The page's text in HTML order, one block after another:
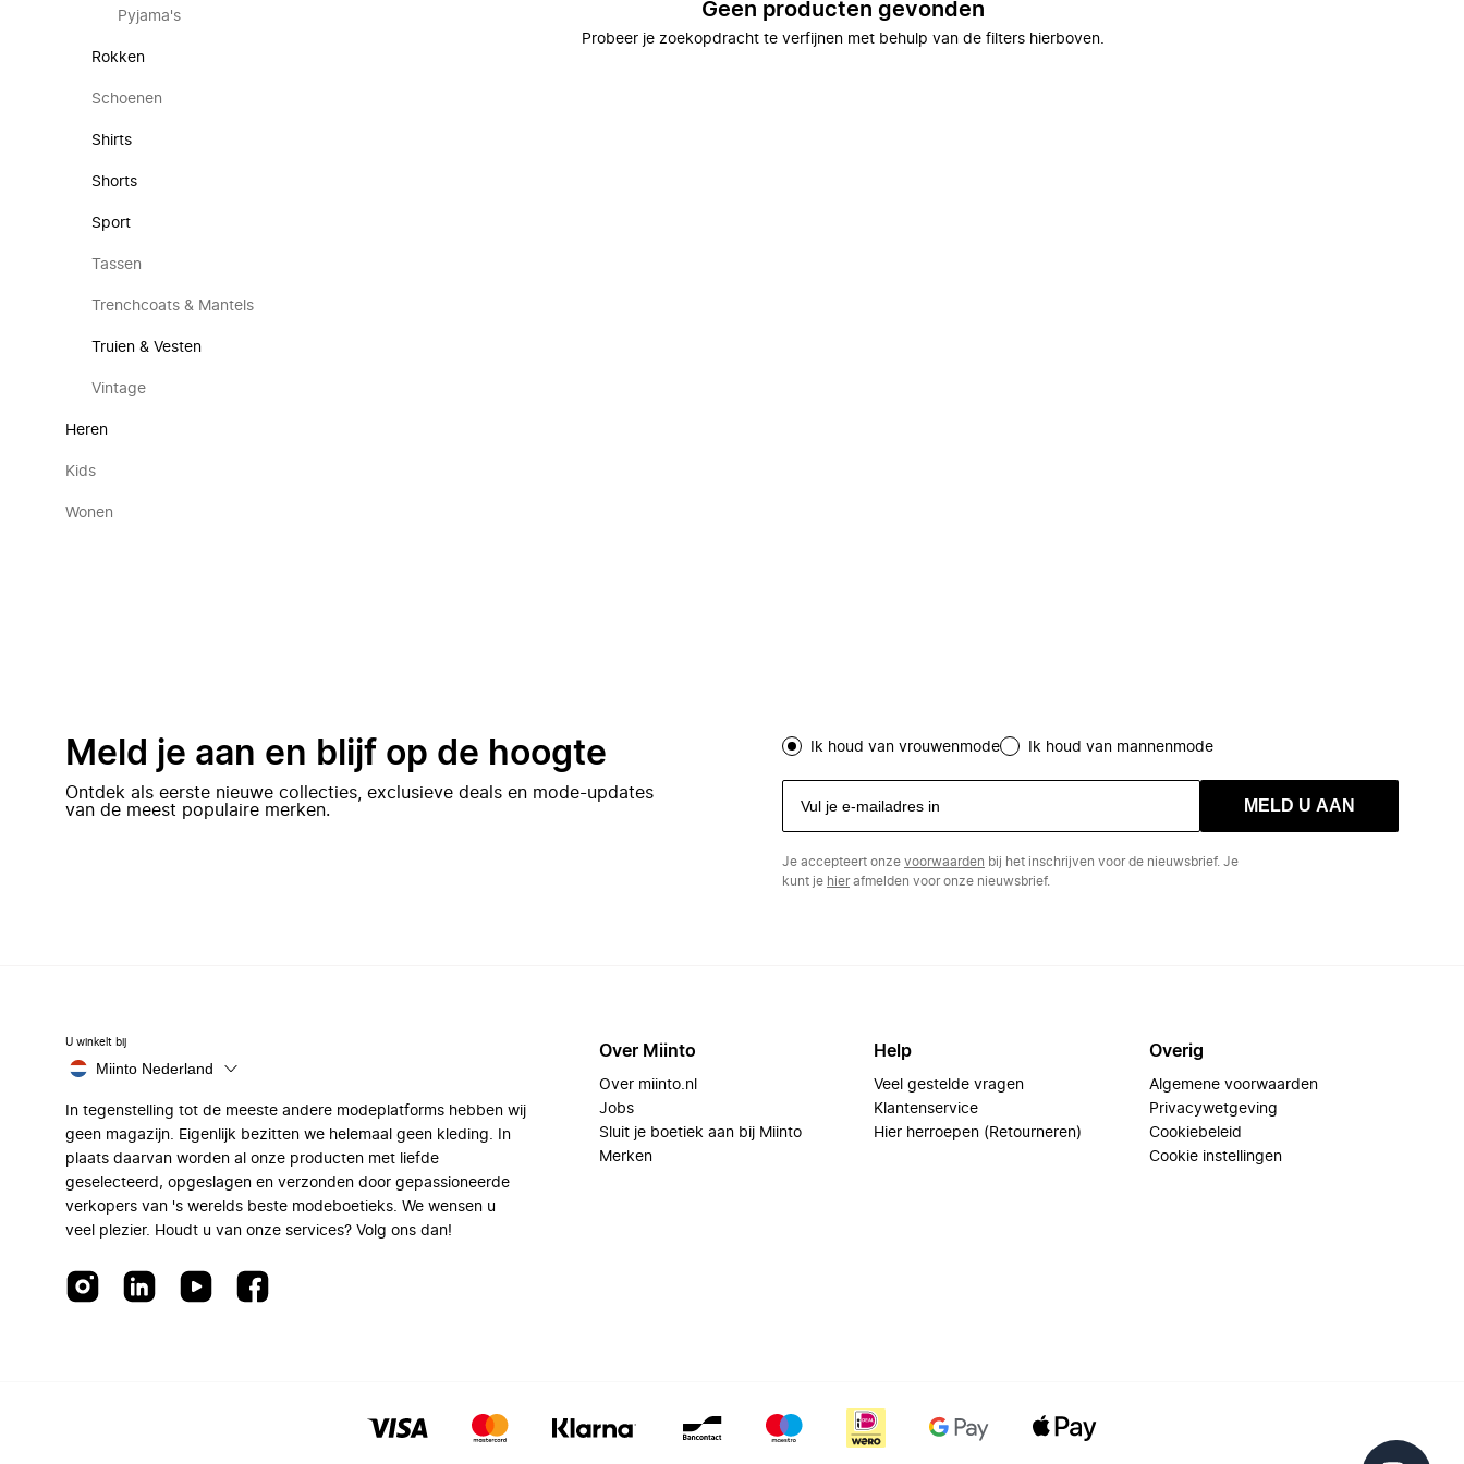
Pyjama's
Rokken
Schoenen
Shirts
Shorts
Sport
Tassen
Trenchcoats & Mantels
Truien & Vesten
Vintage
Heren
Kids
Wonen
Geen producten gevonden
Probeer je zoekopdracht te verfijnen met behulp van de filters hierboven.
Meld je aan en blijf op de hoogte
Ontdek als eerste nieuwe collecties, exclusieve deals en mode-updates
van de meest populaire merken.
Ik houd van vrouwenmode Ik houd van mannenmode
MELD U AAN
Je accepteert onze voorwaarden bij het inschrijven voor de nieuwsbrief. Je
kunt je hierafmelden voor onze nieuwsbrief.
U winkelt bij
Miinto Nederland
In tegenstelling tot de meeste andere modeplatforms hebben wij
geen magazijn. Eigenlijk bezitten we helemaal geen kleding. In
plaats daarvan worden al onze producten met liefde
geselecteerd, opgeslagen en verzonden door gepassioneerde
verkopers van 's werelds beste modeboetieks. We wensen u
veel plezier. Houdt u van onze services? Volg ons dan!
Over Miinto
Over miinto.nl
Jobs
Sluit je boetiek aan bij Miinto
Merken
Help
Veel gestelde vragen
Klantenservice
Hier herroepen (Retourneren)
Overig
Algemene voorwaarden
Privacywetgeving
Cookiebeleid
Cookie instellingen